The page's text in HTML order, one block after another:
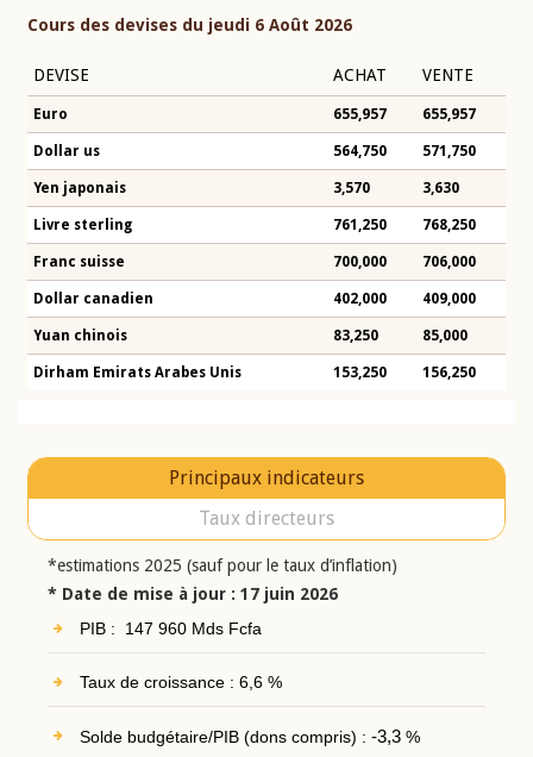
Cours des devises du jeudi 6 Août 2026
DEVISE ACHAT VENTE
Euro 655,957 655,957
Dollar us 564,750 571,750
Yen japonais 3,570 3,630
Livre sterling 761,250 768,250
Franc suisse 700,000 706,000
Dollar canadien 402,000 409,000
Yuan chinois 83,250 85,000
Dirham Emirats Arabes Unis 153,250 156,250
Principaux indicateurs
Taux directeurs
*estimations 2025 (sauf pour le taux d’inflation)
* Date de mise à jour : 17 juin 2026
PIB : 147 960 Mds Fcfa
Taux de croissance : 6,6 %
Solde budgétaire/PIB (dons compris) : -3,3%